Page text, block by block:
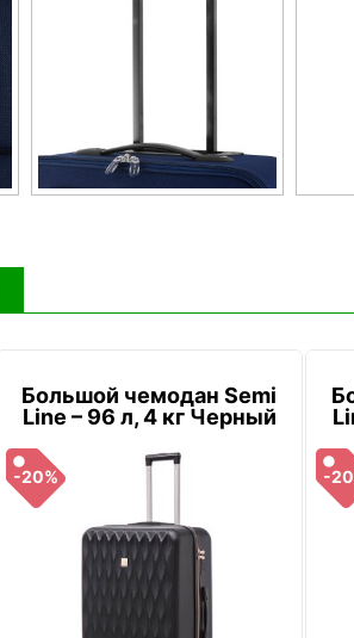
Большой чемодан Semi
Line – 96 л, 4 кг Черный
-20% -